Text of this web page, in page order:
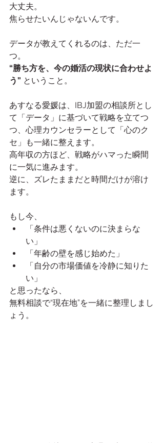
大丈夫。
焦らせたいんじゃないんです。
データが教えてくれるのは、ただ一
つ。
“勝ち方を、今の婚活の現状に合わせよ
う” ということ。
あすなる愛媛は、IBJ加盟の相談所とし
て「データ」に基づいて戦略を立てつ
つ、心理カウンセラーとして「心のク
セ」も一緒に整えます。
高年収の方ほど、戦略がハマった瞬間
に一気に進みます。
逆に、ズレたままだと時間だけが溶け
ます。
もし今、
「条件は悪くないのに決まらな
い」
「年齢の壁を感じ始めた」
「自分の市場価値を冷静に知りた
い」
と思ったなら、
無料相談で“現在地”を一緒に整理しまし
ょう。